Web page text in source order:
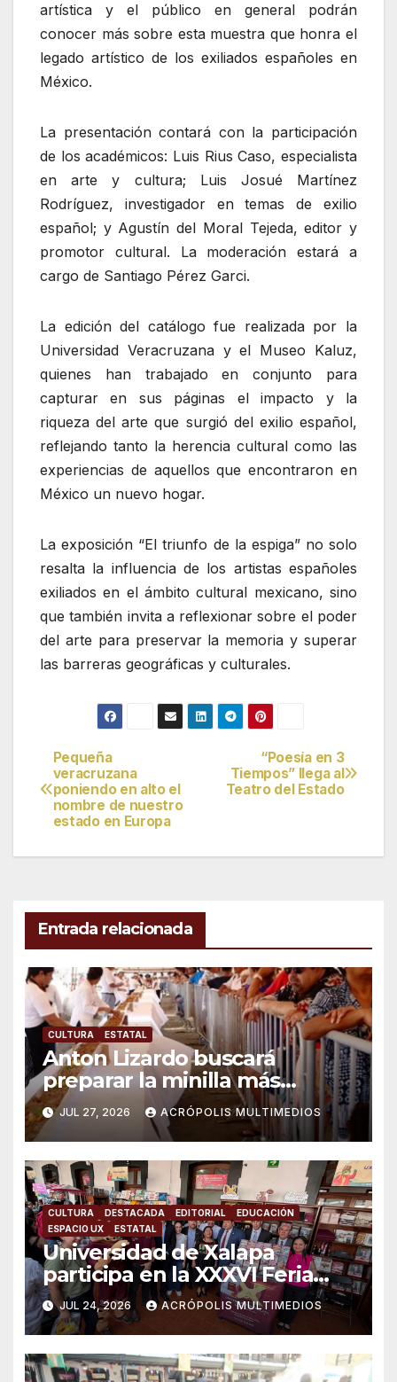
artística y el público en general podrán
conocer más sobre esta muestra que honra el
legado artístico de los exiliados españoles en
México.
La presentación contará con la participación
de los académicos: Luis Rius Caso, especialista
en arte y cultura; Luis Josué Martínez
Rodríguez, investigador en temas de exilio
español; y Agustín del Moral Tejeda, editor y
promotor cultural. La moderación estará a
cargo de Santiago Pérez Garci.
La edición del catálogo fue realizada por la
Universidad Veracruzana y el Museo Kaluz,
quienes han trabajado en conjunto para
capturar en sus páginas el impacto y la
riqueza del arte que surgió del exilio español,
reflejando tanto la herencia cultural como las
experiencias de aquellos que encontraron en
México un nuevo hogar.
La exposición “El triunfo de la espiga” no solo
resalta la influencia de los artistas españoles
exiliados en el ámbito cultural mexicano, sino
que también invita a reflexionar sobre el poder
del arte para preservar la memoria y superar
las barreras geográficas y culturales.
Navegación
de
entradas
“Poesía en 3
Tiempos” llega al
Teatro del Estado
Pequeña
veracruzana
poniendo en alto el
nombre de nuestro
estado en Europa
Entrada relacionada
CULTURA ESTATAL
Anton Lizardo buscará
preparar la minilla más
grande del mundo
JUL 27, 2026 ACRÓPOLIS MULTIMEDIOS
CULTURA DESTACADA EDITORIAL
EDUCACIÓN
ESPACIO UX
ESTATAL
Universidad de Xalapa
participa en la XXXVI Feria
Nacional del Libro Infantil y
Juvenil
JUL 24, 2026 ACRÓPOLIS MULTIMEDIOS